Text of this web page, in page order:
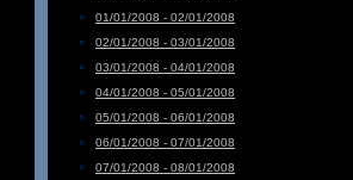
01/01/2008 - 02/01/2008
02/01/2008 - 03/01/2008
03/01/2008 - 04/01/2008
04/01/2008 - 05/01/2008
05/01/2008 - 06/01/2008
06/01/2008 - 07/01/2008
07/01/2008 - 08/01/2008